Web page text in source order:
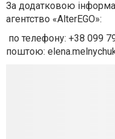
За додатковою
агентство «AlterEGO»:
по телефону: +38 099
поштою: